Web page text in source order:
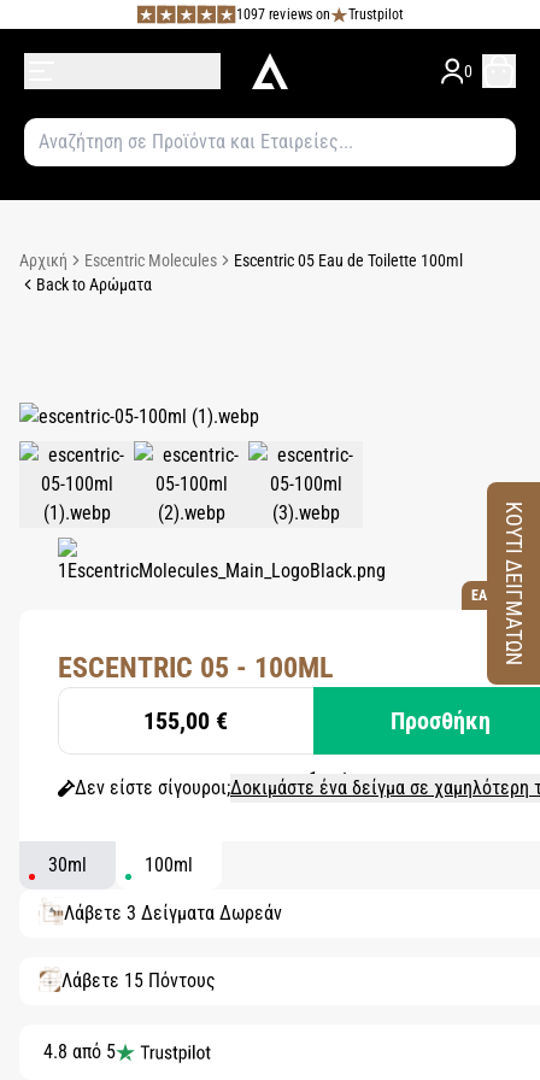
1097 reviews on Trustpilot
0
Αρχική Escentric Molecules
Escentric 05 Eau de Toilette 100ml
Back to Αρώματα
EAU DE
ESCENTRIC 05 - 100ML
155,00 € Προσθήκη
Δεν είστε σίγουροι;Δοκιμάστε ένα δείγμα σε χαμηλότερη
30ml 100ml
Λάβετε 3 Δείγματα Δωρεάν
Λάβετε 15 Πόντους
4.8 από 5
ΚΟΥΤΙ ΔΕΙΓΜΑΤΩΝ